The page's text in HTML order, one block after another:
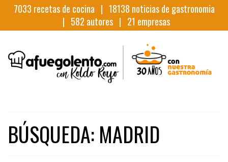
7033 recetas de cocina | 18138 noticias de gastronomia
| 582 autores | 21 empresas
BÚSQUEDA: MADRID